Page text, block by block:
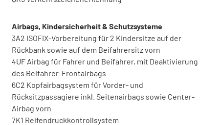
Airbags, Kindersicherheit & Schutzsysteme
3A2 ISOFIX-Vorbereitung für 2 Kindersitze auf der
Rückbank sowie auf dem Beifahrersitz vorn
4UF Airbag für Fahrer und Beifahrer, mit Deaktivierung
des Beifahrer-Frontairbags
6C2 Kopfairbagsystem für Vorder- und
Rücksitzpassagiere inkl. Seitenairbags sowie Center-
Airbag vorn
7K1 Reifendruckkontrollsystem